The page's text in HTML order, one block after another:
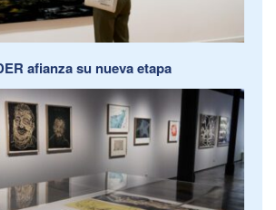
afianza su nueva etapa